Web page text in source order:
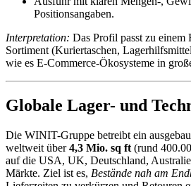
Positionsangaben.
Interpretation: Das Profil passt zu einem
Sortiment (Kuriertaschen,
wie es E-Commerce-Ökosysteme in
Globale Lager- und
Die WINIT-Gruppe betreibt ein
weltweit über4,3 Mio. sq ft (rund
auf die USA, UK, Deutschland,
Märkte. Ziel ist es, Bestände nah am